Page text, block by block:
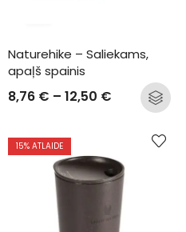
Naturehike – Saliekams,
apaļš spainis
8,76 € – 12,50 €
15% ATLAIDE